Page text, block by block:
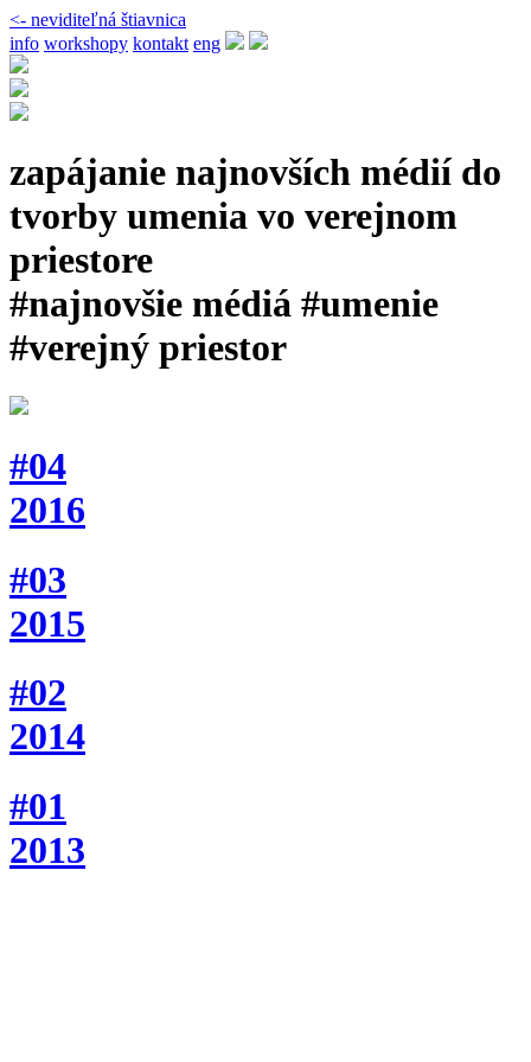
<- neviditeľná štiavnica
info workshopy kontakt eng
zapájanie najnovších médií do
tvorby umenia vo verejnom
priestore
#najnovšie médiá #umenie
#verejný priestor
#04
2016
#03
2015
#02
2014
#01
2013